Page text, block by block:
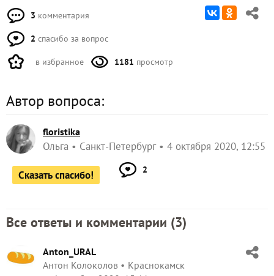
3 комментария
2 спасибо за вопрос
в избранное 1181 просмотр
Автор вопроса:
floristika
Ольга Санкт-Петербург 4 октября 2020, 12:55
Сказать спасибо! 2
Все ответы и комментарии (3)
Anton_URAL
Антон Колоколов
Краснокамск